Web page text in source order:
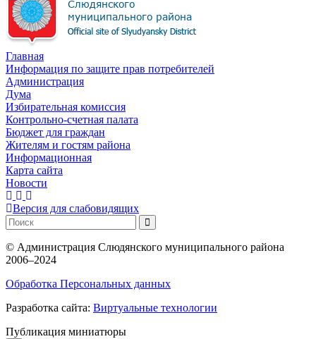
Главная
Информация по защите прав потребителей
Администрация
Дума
Избирательная комиссия
Контрольно-счетная палата
Бюджет для граждан
Жителям и гостям района
Информационная
Карта сайта
Новости
Версия для слабовидящих
© Администрация Слюдянского муниципального района
2006–2024
Обработка Персональных данных
Разработка сайта: Виртуальные технологии
Публикация миниатюры